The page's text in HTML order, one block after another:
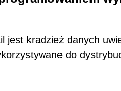
jest kradzież danych
do